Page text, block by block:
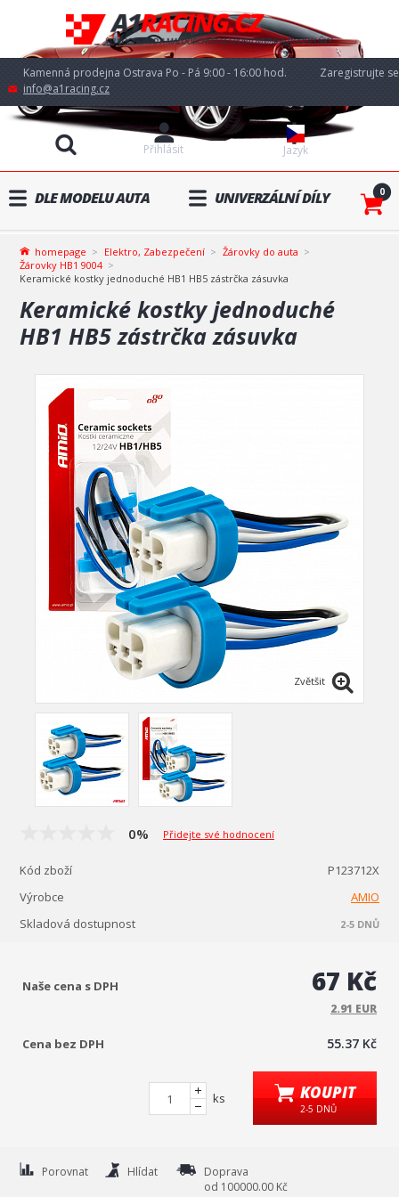
Kamenná prodejna Ostrava Po - Pá 9:00 - 16:00 hod.
info@a1racing.cz
Jazyk
Přihlásit
Zaregistrujte se
DLE MODELU AUTA UNIVERZÁLNÍ DÍLY 0
homepage Elektro, Zabezpečení
Žárovky do auta
Žárovky HB1 9004
Keramické kostky jednoduché HB1 HB5 zástrčka zásuvka
Keramické kostky jednoduché
HB1 HB5 zástrčka zásuvka
Zvětšit
0% Přidejte své hodnocení
Kód zboží
P123712X
Výrobce
AMIO
Skladová dostupnost
2-5 DNŮ
Naše cena s DPH 67 Kč
2.91 EUR
Cena bez DPH 55.37 Kč
ks KOUPIT
2-5 DNŮ
Porovnat Hlídat
Doprava
od 100000.00 Kč